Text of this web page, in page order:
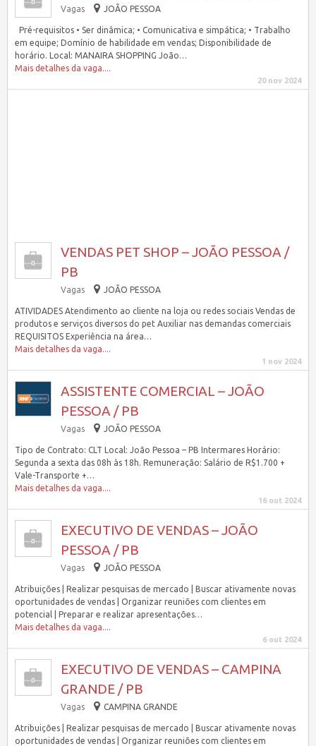
Vagas JOÃO PESSOA
Pré-requisitos • Ser dinâmica; • Comunicativa e simpática; • Trabalho
em equipe; Domínio de habilidade em vendas; Disponibilidade de
horário. Local: MANAIRA SHOPPING João…
Mais detalhes da vaga....
20 nov 2024
VENDAS PET SHOP – JOÃO PESSOA /
PB
Vagas JOÃO PESSOA
ATIVIDADES Atendimento ao cliente na loja ou redes sociais Vendas de
produtos e serviços diversos do pet Auxiliar nas demandas comerciais
REQUISITOS Experiência na área…
Mais detalhes da vaga....
1 nov 2024
ASSISTENTE COMERCIAL – JOÃO
PESSOA / PB
Vagas JOÃO PESSOA
Tipo de Contrato: CLT Local: João Pessoa – PB Intermares Horário:
Segunda a sexta das 08h às 18h. Remuneração: Salário de R$1.700 +
Vale-Transporte +…
Mais detalhes da vaga....
16 out 2024
EXECUTIVO DE VENDAS – JOÃO
PESSOA / PB
Vagas JOÃO PESSOA
Atribuições | Realizar pesquisas de mercado | Buscar ativamente novas
oportunidades de vendas | Organizar reuniões com clientes em
potencial | Preparar e realizar apresentações…
Mais detalhes da vaga....
6 out 2024
EXECUTIVO DE VENDAS – CAMPINA
GRANDE / PB
Vagas CAMPINA GRANDE
Atribuições | Realizar pesquisas de mercado | Buscar ativamente novas
oportunidades de vendas | Organizar reuniões com clientes em